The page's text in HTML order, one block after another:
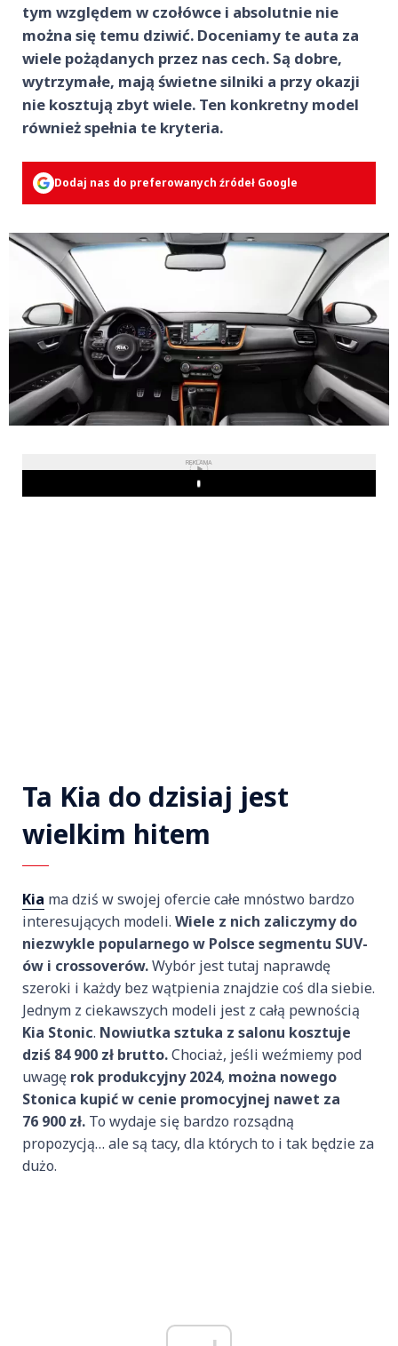
tym względem w czołówce i absolutnie nie
można się temu dziwić. Doceniamy te auta za
wiele pożądanych przez nas cech. Są dobre,
wytrzymałe, mają świetne silniki a przy okazji
nie kosztują zbyt wiele. Ten konkretny model
również spełnia te kryteria.
Dodaj nas do preferowanych źródeł Google
REKLAMA
Play
Ta Kia do dzisiaj jest
wielkim hitem
Kia ma dziś w swojej ofercie całe mnóstwo bardzo
interesujących modeli. Wiele z nich zaliczymy do
niezwykle popularnego w Polsce segmentu SUV-
ów i crossoverów.Wybór jest tutaj naprawdę
szeroki i każdy bez wątpienia znajdzie coś dla siebie.
Jednym z ciekawszych modeli jest z całą pewnością
Kia Stonic. Nowiutka sztuka z salonu kosztuje
dziś 84 900 zł brutto.Chociaż, jeśli weźmiemy pod
uwagę rok produkcyjny 2024, można nowego
Stonica kupić w cenie promocyjnej nawet za
76 900 zł. To wydaje się bardzo rozsądną
propozycją… ale są tacy, dla których to i tak będzie za
dużo.